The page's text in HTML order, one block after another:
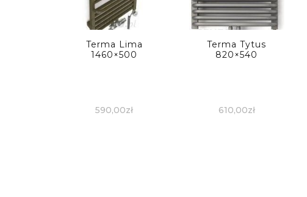
Terma Lima
1460×500
590,00zł
Terma Tytus
820×540
610,00zł